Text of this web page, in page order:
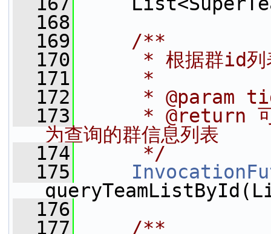
  168
  169
    /**
  170
* 根据群id列
  171
     *
  172
* @param
  173
* @return 可
为查询的群信息列表
  174
     */
  175
  176
  177
    /**